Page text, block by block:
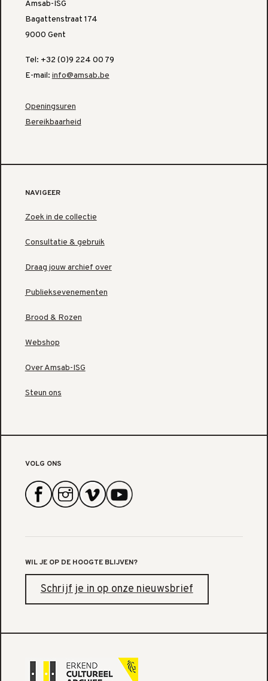
Amsab-ISG
Bagattenstraat 174
9000 Gent
Tel: +32 (0)9 224 00 79
E-mail: info@amsab.be
Openingsuren
Bereikbaarheid
NAVIGEER
Zoek in de collectie
Consultatie & gebruik
Draag jouw archief over
Publieksevenementen
Brood & Rozen
Webshop
Over Amsab-ISG
Steun ons
VOLG ONS
WIL JE OP DE HOOGTE BLIJVEN?
Schrijf je in op onze nieuwsbrief